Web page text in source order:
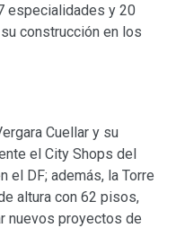
especialidades y 20
construcción en los
Cuellar y su
el City Shops del
el DF; además, la Torre
altura con 62 pisos,
nuevos proyectos de